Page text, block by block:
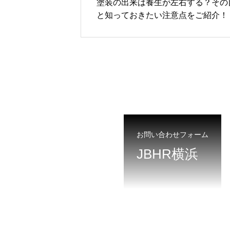
塗装の出来は養生が左右する？その
と知っておきたい注意点をご紹介！
お問い合わせフォーム
JBHR横浜